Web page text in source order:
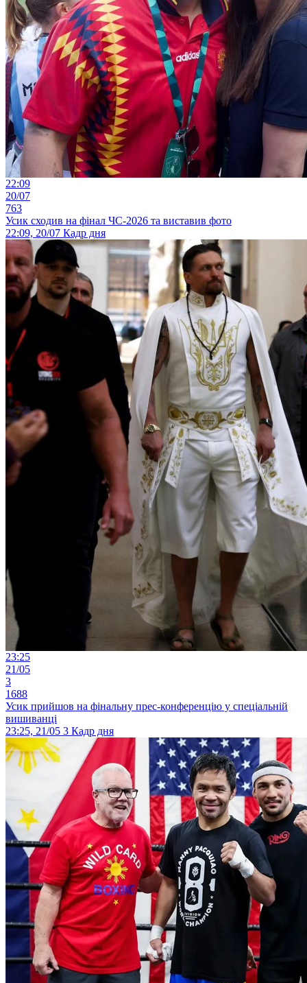
22:09
20/07
763
Усик сходив на фінал ЧС-2026 та виставив фото
22:09, 20/07 Кадр дня
23:25
21/05
3
1688
Усик прийшов на фінальну прес-конференцію у спеціальній
вишиванці
23:25, 21/05 3 Кадр дня